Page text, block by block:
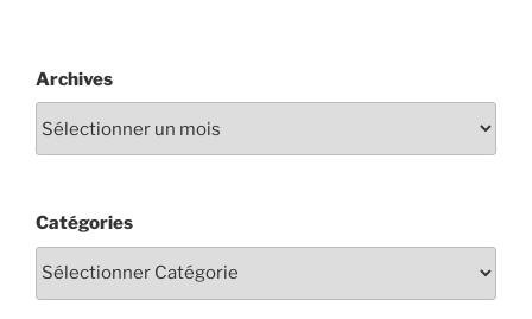
Archives
Catégories